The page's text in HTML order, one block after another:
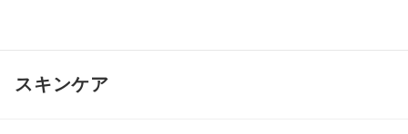
なるみゆう
「ダイエット＝健康的な習慣」を広める伝道師
スキンケア